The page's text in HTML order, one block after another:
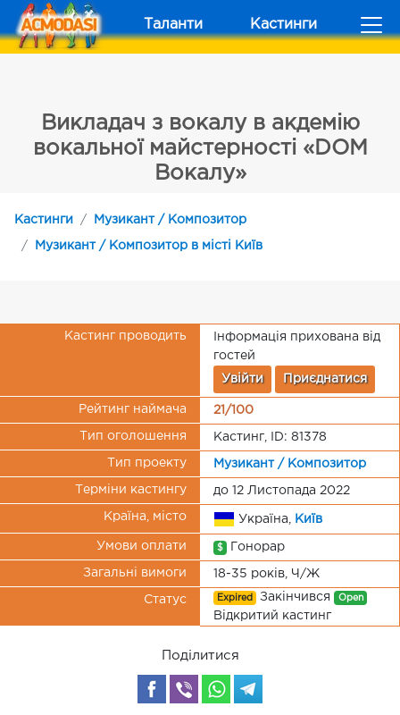
Таланти Кастинги
Викладач з вокалу в акдемію
вокальної майстерності «DOM
Вокалу»
Кастинги Музикант / Композитор
Музикант / Композитор в місті Київ
Кастинг проводить
Інформація прихована від
гостей
Увійти Приєднатися
Рейтинг наймача 21/100
Тип оголошення Кастинг, ID: 81378
Тип проекту Музикант / Композитор
Терміни кастингу до 12 Листопада 2022
Країна, місто Україна, Київ
Умови оплати $ Гонорар
Загальні вимоги 18-35 років, Ч/Ж
Статус Expired Закінчився Open
Відкритий кастинг
Поділитися